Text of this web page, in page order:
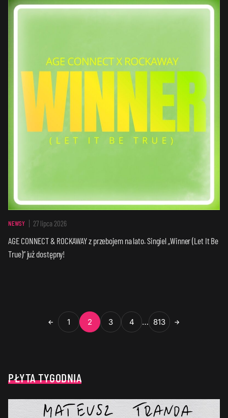
NEWSY 27 lipca 2026
AGE CONNECT & ROCKAWAY z przebojem na lato. Singiel „Winner (Let It Be
True)” już dostępny!
← 1 2 3 4 … 813 →
PŁYTA TYGODNIA